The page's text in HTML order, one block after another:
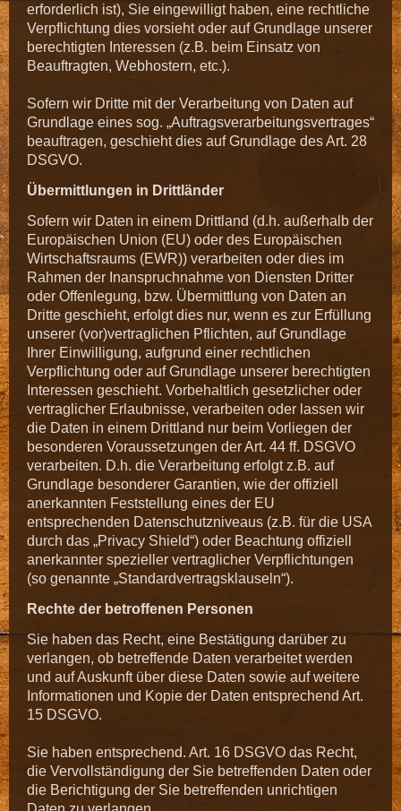
erforderlich ist), Sie eingewilligt haben, eine rechtliche
Verpflichtung dies vorsieht oder auf Grundlage unserer
berechtigten Interessen (z.B. beim Einsatz von
Beauftragten, Webhostern, etc.).
Sofern wir Dritte mit der Verarbeitung von Daten auf
Grundlage eines sog. „Auftragsverarbeitungsvertrages“
beauftragen, geschieht dies auf Grundlage des Art. 28
DSGVO.
Übermittlungen in Drittländer
Sofern wir Daten in einem Drittland (d.h. außerhalb der
Europäischen Union (EU) oder des Europäischen
Wirtschaftsraums (EWR)) verarbeiten oder dies im
Rahmen der Inanspruchnahme von Diensten Dritter
oder Offenlegung, bzw. Übermittlung von Daten an
Dritte geschieht, erfolgt dies nur, wenn es zur Erfüllung
unserer (vor)vertraglichen Pflichten, auf Grundlage
Ihrer Einwilligung, aufgrund einer rechtlichen
Verpflichtung oder auf Grundlage unserer berechtigten
Interessen geschieht. Vorbehaltlich gesetzlicher oder
vertraglicher Erlaubnisse, verarbeiten oder lassen wir
die Daten in einem Drittland nur beim Vorliegen der
besonderen Voraussetzungen der Art. 44 ff. DSGVO
verarbeiten. D.h. die Verarbeitung erfolgt z.B. auf
Grundlage besonderer Garantien, wie der offiziell
anerkannten Feststellung eines der EU
entsprechenden Datenschutzniveaus (z.B. für die USA
durch das „Privacy Shield“) oder Beachtung offiziell
anerkannter spezieller vertraglicher Verpflichtungen
(so genannte „Standardvertragsklauseln“).
Rechte der betroffenen Personen
Sie haben das Recht, eine Bestätigung darüber zu
verlangen, ob betreffende Daten verarbeitet werden
und auf Auskunft über diese Daten sowie auf weitere
Informationen und Kopie der Daten entsprechend Art.
15 DSGVO.
Sie haben entsprechend. Art. 16 DSGVO das Recht,
die Vervollständigung der Sie betreffenden Daten oder
die Berichtigung der Sie betreffenden unrichtigen